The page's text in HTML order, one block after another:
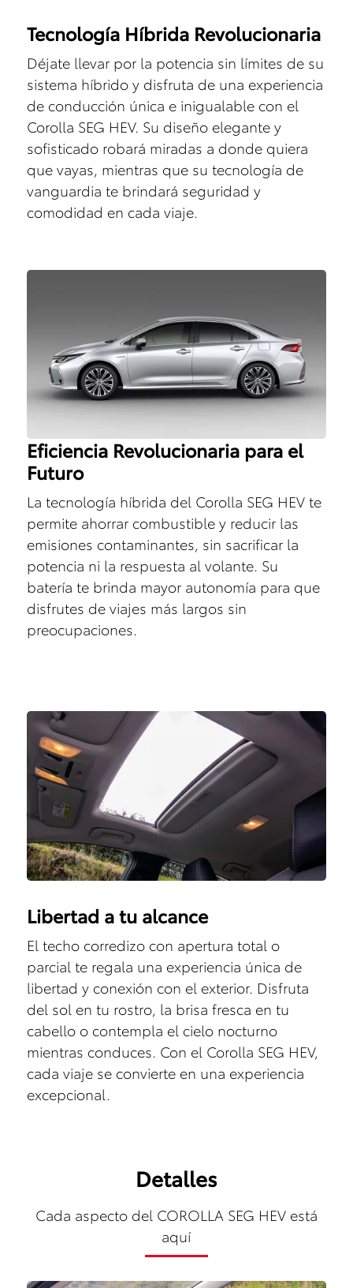
Tecnología Híbrida Revolucionaria
Déjate llevar por la potencia sin límites de su
sistema híbrido y disfruta de una experiencia
de conducción única e inigualable con el
Corolla SEG HEV. Su diseño elegante y
sofisticado robará miradas a donde quiera
que vayas, mientras que su tecnología de
vanguardia te brindará seguridad y
comodidad en cada viaje.
Eficiencia Revolucionaria para el
Futuro
La tecnología híbrida del Corolla SEG HEV te
permite ahorrar combustible y reducir las
emisiones contaminantes, sin sacrificar la
potencia ni la respuesta al volante. Su
batería te brinda mayor autonomía para que
disfrutes de viajes más largos sin
preocupaciones.
Libertad a tu alcance
El techo corredizo con apertura total o
parcial te regala una experiencia única de
libertad y conexión con el exterior. Disfruta
del sol en tu rostro, la brisa fresca en tu
cabello o contempla el cielo nocturno
mientras conduces. Con el Corolla SEG HEV,
cada viaje se convierte en una experiencia
excepcional.
Detalles
Cada aspecto del COROLLA SEG HEV está
aquí